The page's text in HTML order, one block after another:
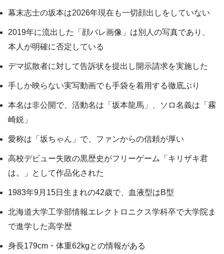
幕末志士の坂本は2026年現在も一切顔出しをしていない
2019年に流出した「顔バレ画像」は別人の写真であり、
本人が明確に否定している
デマ拡散者に対して告訴状を提出し開示請求を実施した
手しか映らない実写動画でも手袋を着用する徹底ぶり
本名は非公開で、活動名は「坂本龍馬」、ソロ名義は「霧
崎鋭」
愛称は「坂ちゃん」で、ファンからの信頼が厚い
高校デビュー失敗の黒歴史がフリーゲーム「キリザキ君
は。」として作品化された
1983年9月15日生まれの42歳で、血液型はB型
北海道大学工学部情報エレクトロニクス学科卒で大学院ま
で進学した高学歴
身長179cm・体重62kgとの情報がある